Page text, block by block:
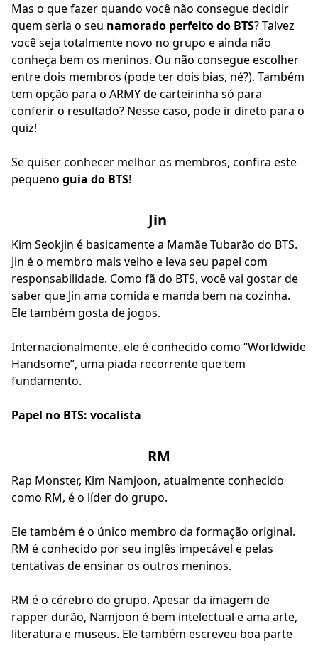
Mas o que fazer quando você não consegue decidir
quem seria o seu namorado perfeito do BTS? Talvez
você seja totalmente novo no grupo e ainda não
conheça bem os meninos. Ou não consegue escolher
entre dois membros (pode ter dois bias, né?). Também
tem opção para o ARMY de carteirinha só para
conferir o resultado? Nesse caso, pode ir direto para o
quiz!
Se quiser conhecer melhor os membros, confira este
pequeno guia do BTS!
Jin
Kim Seokjin é basicamente a Mamãe Tubarão do BTS.
Jin é o membro mais velho e leva seu papel com
responsabilidade. Como fã do BTS, você vai gostar de
saber que Jin ama comida e manda bem na cozinha.
Ele também gosta de jogos.
Internacionalmente, ele é conhecido como “Worldwide
Handsome”, uma piada recorrente que tem
fundamento.
Papel no BTS: vocalista
RM
Rap Monster, Kim Namjoon, atualmente conhecido
como RM, é o líder do grupo.
Ele também é o único membro da formação original.
RM é conhecido por seu inglês impecável e pelas
tentativas de ensinar os outros meninos.
RM é o cérebro do grupo. Apesar da imagem de
rapper durão, Namjoon é bem intelectual e ama arte,
literatura e museus. Ele também escreveu boa parte